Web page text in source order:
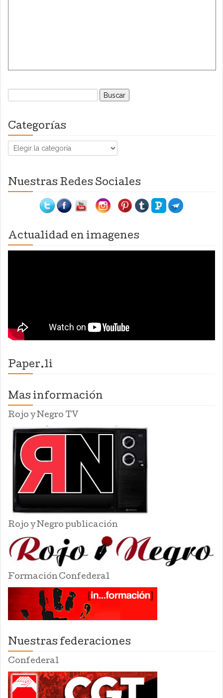
Buscar:
Categorías
Categorías
Nuestras Redes Sociales
Actualidad en imagenes
Paper.li
Mas información
Rojo y Negro TV
Rojo y Negro publicación
Formación Confederal
Nuestras federaciones
Confederal